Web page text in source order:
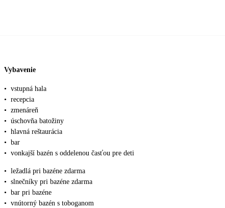
Vybavenie
• vstupná hala
• recepcia
• zmenáreň
• úschovňa batožiny
• hlavná reštaurácia
• bar
• vonkajší bazén s oddelenou časťou pre deti
• ležadlá pri bazéne zdarma
• slnečníky pri bazéne zdarma
• bar pri bazéne
• vnútorný bazén s toboganom